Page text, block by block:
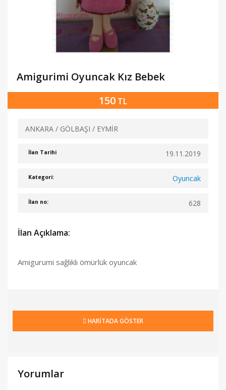
Amigurimi Oyuncak Kız Bebek
150 TL
ANKARA / GÖLBAŞI / EYMİR
İlan Tarihi 19.11.2019
Kategori: Oyuncak
İlan no: 628
İlan Açıklama:
Amigurumi sağlıklı ömürlük oyuncak
HARİTADA GÖSTER
Yorumlar